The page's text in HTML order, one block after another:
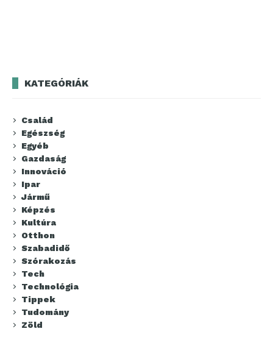
KATEGÓRIÁK
Család
Egészség
Egyéb
Gazdaság
Innováció
Ipar
Jármű
Képzés
Kultúra
Otthon
Szabadidő
Szórakozás
Tech
Technológia
Tippek
Tudomány
Zöld